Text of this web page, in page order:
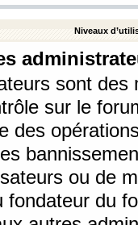
Niveaux
sont
sur le
des
ou de
du